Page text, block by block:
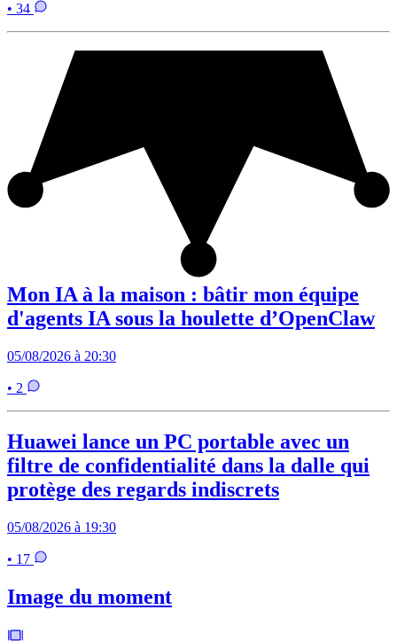
• 34
Mon IA à la maison : bâtir mon équipe
d'agents IA sous la houlette d’OpenClaw
05/08/2026 à 20:30
• 2
Huawei lance un PC portable avec un
filtre de confidentialité dans la dalle qui
protège des regards indiscrets
05/08/2026 à 19:30
• 17
Image du moment